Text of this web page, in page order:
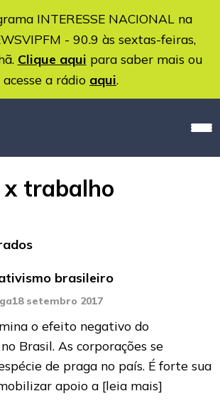
INTERESSE NACIONAL na
- 90.9 às sextas-feiras,
Clique aqui para saber mais ou
acesse a rádio aqui.
trabalho
brasileiro
18 setembro 2017
o efeito negativo do
Brasil. As corporações se
de praga no país. É forte sua
apoio a [leia mais]